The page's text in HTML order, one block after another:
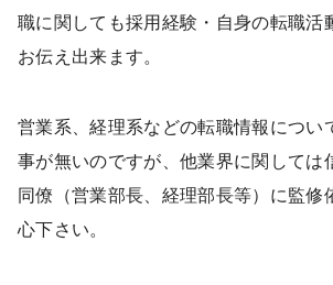
職に関しても採用経験・自身の転職活
お伝え出来ます。
営業系、経理系などの転職情報につい
事が無いのですが、他業界に関しては
同僚（営業部長、経理部長等）に監修
心下さい。